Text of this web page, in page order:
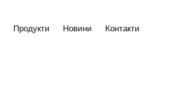
Продукти Новини Контакти